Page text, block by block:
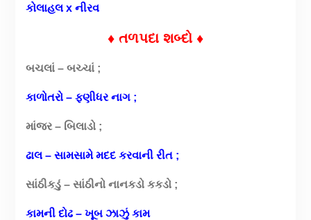
કોલાહલ x નીરવ
♦ તળપદા શબ્દો ♦
બચલાં – બચ્ચાં ;
કાળોતરો – ફણીધર નાગ ;
માંજર – બિલાડો ;
ઢાલ – સામસામે મદદ કરવાની રીત ;
સાંઠીકડું – સાંઠીનો નાનકડો કકડો ;
કામની દોઢ – ખૂબ ઝાઝું કામ